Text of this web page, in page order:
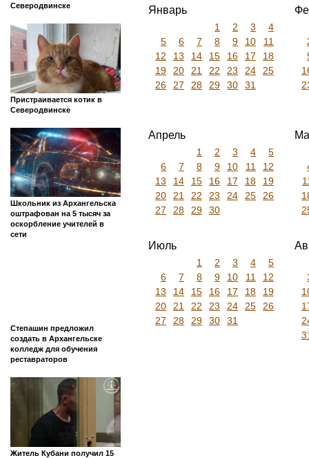
Северодвинске
Пристраивается котик в
Северодвинске
Школьник из Архангельска
оштрафован на 5 тысяч за
оскорбление учителей в
сети
Степашин предложил
создать в Архангельске
колледж для обучения
реставраторов
Житель Кубани получил 15
Январь
1 2 3
4
5
6 7 8 9 10
11
12
13 14 15 16 17
18
19
20 21 22 23 24
25
26
27 28 29 30 31
Апрель
1 2 3 4
5
6
7 8 9 10 11
12
13
14 15 16 17 18
19
20
21 22 23 24 25
26
27
28 29 30
Июль
1 2 3 4
5
6
7 8 9 10 11
12
13
14 15 16 17 18
19
20
21 22 23 24 25
26
27
28 29 30 31